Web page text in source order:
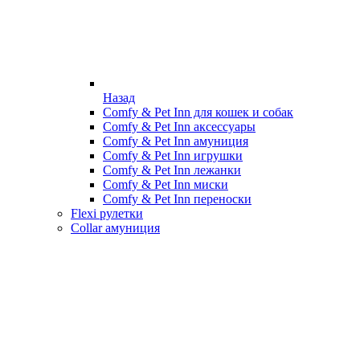
Назад
Comfy & Pet Inn для кошек и собак
Comfy & Pet Inn аксессуары
Comfy & Pet Inn амуниция
Comfy & Pet Inn игрушки
Comfy & Pet Inn лежанки
Comfy & Pet Inn миски
Comfy & Pet Inn переноски
Flexi рулетки
Collar амуниция